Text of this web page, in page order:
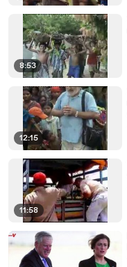
8:53
12:15
11:58